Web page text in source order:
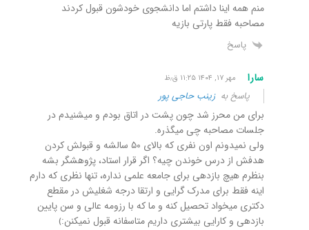
منم همه اینا داشتم اما دانشجوی خودشون قبول کردند
مصاحبه فقط پارتی بازیه
پاسخ
سارا مهر ۱۷, ۱۴۰۴ ۱۱:۲۵ ق٫ظ
پاسخ بهزینب حاجی پور
برای من محرز شد چون پشت در اتاق بودم و میشنیدم در
جلسات مصاحبه چی میگذره.
ولی نمیدونم اون نفری که بالای ۵۰ سالشه و قبولش کردن
هدفش از درس خوندن چیه؟ اگر قرار استاد، پژوهشگر بشه
بنظرم هیچ بازدهی برای جامعه علمی نداره، تنها نظری که دارم
اینه فقط برای مدرک گرایی و ارتقا درجه شغلیش در مقطع
دکتری میخواد تحصیل کنه و ما که با رزومه عالی و سن پایین
بازدهی و کارایی بیشتری داریم متاسفانه قبول نمیکنن:﴾